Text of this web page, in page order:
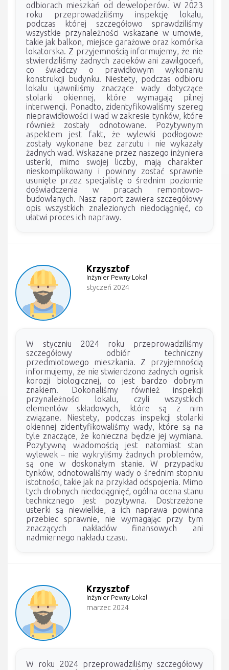
odbiorach mieszkań od deweloperów. W 2023
roku przeprowadziliśmy inspekcję lokalu,
podczas której szczegółowo sprawdziliśmy
wszystkie przynależności wskazane w umowie,
takie jak balkon, miejsce garażowe oraz komórka
lokatorska. Z przyjemnością informujemy, że nie
stwierdziliśmy żadnych zacieków ani zawilgoceń,
co świadczy o prawidłowym wykonaniu
konstrukcji budynku. Niestety, podczas odbioru
lokalu ujawniliśmy znaczące wady dotyczące
stolarki okiennej, które wymagają pilnej
interwencji. Ponadto, zidentyfikowaliśmy szereg
nieprawidłowości i wad w zakresie tynków, które
również zostały odnotowane. Pozytywnym
aspektem jest fakt, że wylewki podłogowe
zostały wykonane bez zarzutu i nie wykazały
żadnych wad. Wskazane przez naszego inżyniera
usterki, mimo swojej liczby, mają charakter
nieskomplikowany i powinny zostać sprawnie
usunięte przez specjalistę o średnim poziomie
doświadczenia w pracach remontowo-
budowlanych. Nasz raport zawiera szczegółowy
opis wszystkich znalezionych niedociągnięć, co
ułatwi proces ich naprawy.
Krzysztof
Inżynier Pewny Lokal
styczeń 2024
W styczniu 2024 roku przeprowadziliśmy
szczegółowy odbiór techniczny
przedmiotowego mieszkania. Z przyjemnością
informujemy, że nie stwierdzono żadnych ognisk
korozji biologicznej, co jest bardzo dobrym
znakiem. Dokonaliśmy również inspekcji
przynależności lokalu, czyli wszystkich
elementów składowych, które są z nim
związane. Niestety, podczas inspekcji stolarki
okiennej zidentyfikowaliśmy wady, które są na
tyle znaczące, że konieczna będzie jej wymiana.
Pozytywną wiadomością jest natomiast stan
wylewek – nie wykryliśmy żadnych problemów,
są one w doskonałym stanie. W przypadku
tynków, odnotowaliśmy wady o średnim stopniu
istotności, takie jak na przykład odspojenia. Mimo
tych drobnych niedociągnięć, ogólna ocena stanu
technicznego jest pozytywna. Dostrzeżone
usterki są niewielkie, a ich naprawa powinna
przebiec sprawnie, nie wymagając przy tym
znaczących nakładów finansowych ani
nadmiernego nakładu czasu.
Krzysztof
Inżynier Pewny Lokal
marzec 2024
W roku 2024 przeprowadziliśmy szczegółowy